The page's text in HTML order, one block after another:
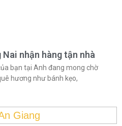
nhận hàng tận nhà
bạn tại Anh đang mong chờ
hương như bánh kẹo,